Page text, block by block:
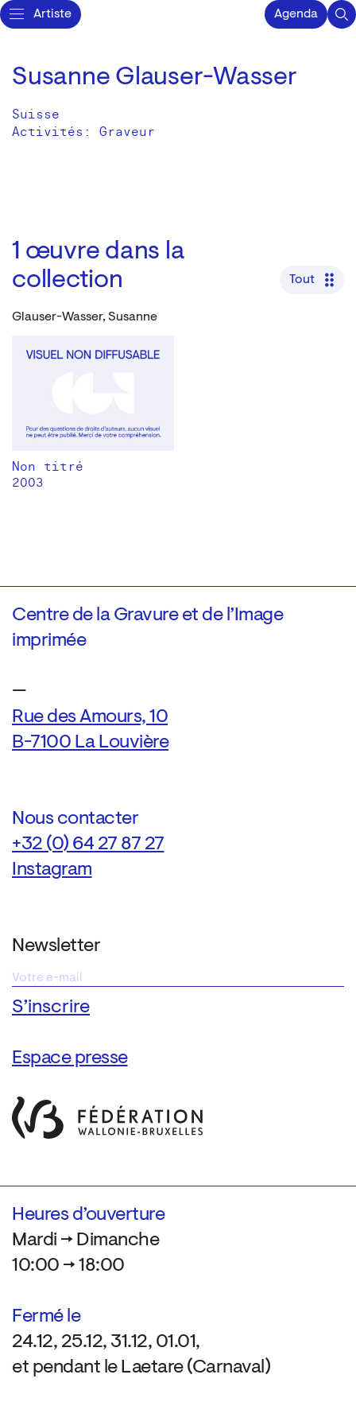
Artiste Agenda
Susanne Glauser-Wasser
Suisse
Activités: Graveur
1 œuvre dans la
collection
Tout
Glauser-Wasser, Susanne
Non titré
2003
Centre de la Gravure et de l’Image
imprimée
—
Rue des Amours, 10
B-7100 La Louvière
Nous contacter
+32 (0) 64 27 87 27
Instagram
Newsletter
Espace presse
Heures d’ouverture
Mardi → Dimanche
10:00 → 18:00
Fermé le
24.12, 25.12, 31.12, 01.01,
et pendant le Laetare (Carnaval)